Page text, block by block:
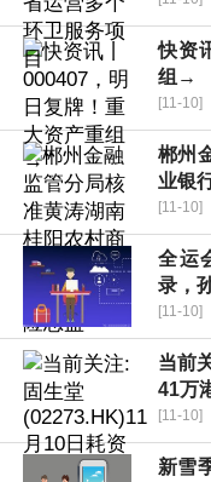
快资
组→
[11-10]
郴州
业银
[11-10]
全运
录，
[11-10]
当前
41万
[11-10]
新雪